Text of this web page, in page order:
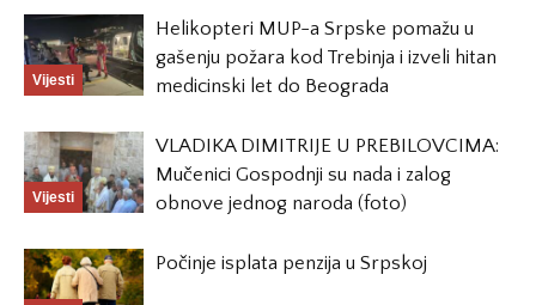
Vijesti
Helikopteri MUP-a Srpske pomažu u
gašenju požara kod Trebinja i izveli hitan
medicinski let do Beograda
Vijesti
VLADIKA DIMITRIJE U PREBILOVCIMA:
Mučenici Gospodnji su nada i zalog
obnove jednog naroda (foto)
Počinje isplata penzija u Srpskoj